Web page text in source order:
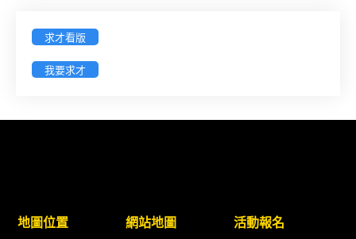
新竹律師公會8/21(五)舉辦「AI職場應用」進修課程
（8/17截止報名，額滿提前截止，實體＋線上同
步）
【重要公告】115年職場霸凌調查專業人才(律師)培
求才看版
我要求才
地圖位置 網站地圖 活動報名